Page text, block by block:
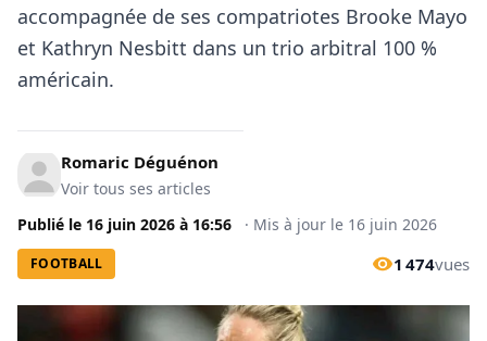
accompagnée de ses compatriotes Brooke Mayo
et Kathryn Nesbitt dans un trio arbitral 100 %
américain.
Romaric Déguénon
Voir tous ses articles
Publié le 16 juin 2026 à 16:56 · Mis à jour le 16 juin 2026
FOOTBALL 1 474vues